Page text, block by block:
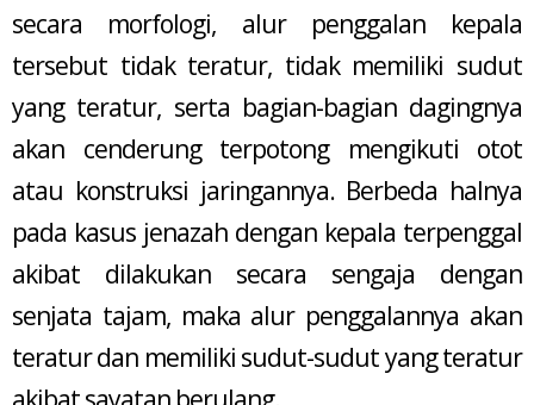
secara morfologi, alur penggalan kepala
tersebut tidak teratur, tidak memiliki sudut
yang teratur, serta bagian-bagian dagingnya
akan cenderung terpotong mengikuti otot
atau konstruksi jaringannya. Berbeda halnya
pada kasus jenazah dengan kepala terpenggal
akibat dilakukan secara sengaja dengan
senjata tajam, maka alur penggalannya akan
teratur dan memiliki sudut-sudut yang teratur